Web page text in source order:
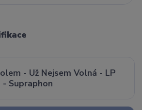
- Už Nejsem Volná - LP
Supraphon